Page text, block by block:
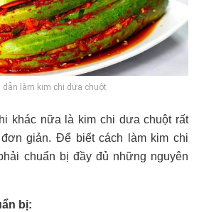
dẫn làm kim chi dưa chuột
khác nữa là kim chi dưa chuột rất
giản. Để biết cách làm kim chi
chuẩn bị đầy đủ những nguyên
bị: